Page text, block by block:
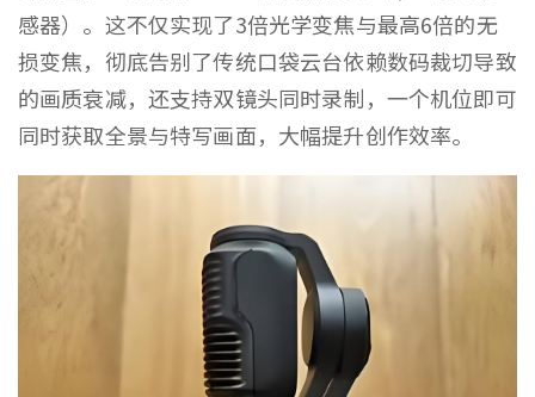
感器）。这不仅实现了3倍光学变焦与最高6倍的无
损变焦，彻底告别了传统口袋云台依赖数码裁切导致
的画质衰减，还支持双镜头同时录制，一个机位即可
同时获取全景与特写画面，大幅提升创作效率。